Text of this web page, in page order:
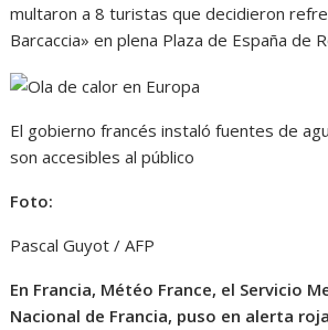
multaron a 8 turistas que decidieron
Barcaccia» en plena Plaza de España de
El gobierno francés instaló fuentes de
son accesibles al público
Foto:
Pascal Guyot / AFP
En Francia, Météo France, el Servicio
Nacional de Francia, puso en alerta